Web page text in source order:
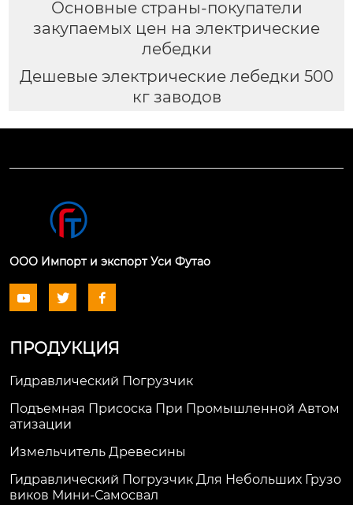
Основные страны-покупатели
закупаемых цен на электрические
лебедки
Дешевые электрические лебедки 500
кг заводов
ООО Импорт и экспорт Уси Футао
  
ПРОДУКЦИЯ
Гидравлический Погрузчик
Подъемная Присоска При Промышленной Автом
Атизации
Измельчитель Древесины
Гидравлический Погрузчик Для Небольших Грузо
Виков Мини-Самосвал